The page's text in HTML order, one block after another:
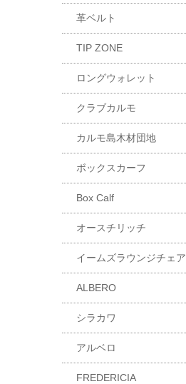
革ベルト
TIP ZONE
ロングウォレット
クラブカルモ
カルモ島木材団地
ボックスカーフ
Box Calf
オースチリッチ
イームズラウンジチェア
ALBERO
シラカワ
アルベロ
FREDERICIA